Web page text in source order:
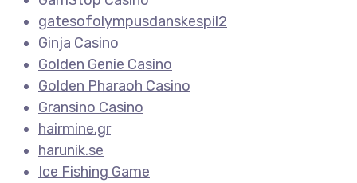
gatesofolympusdanskespil2
Ginja Casino
Golden Genie Casino
Golden Pharaoh Casino
Gransino Casino
hairmine.gr
harunik.se
Ice Fishing Game